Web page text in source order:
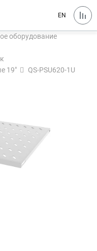
EN
оборудование
19"
QS-PSU620-1U